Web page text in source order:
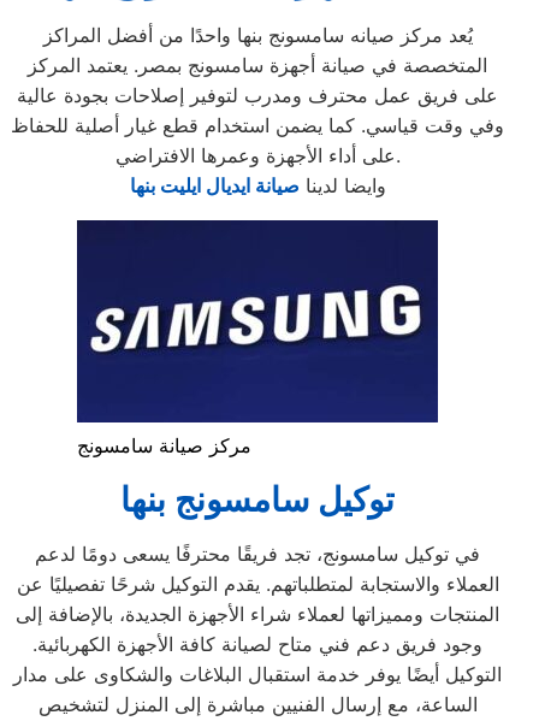
يُعد مركز صيانه سامسونج بنها واحدًا من أفضل المراكز
المتخصصة في صيانة أجهزة سامسونج بمصر. يعتمد المركز
على فريق عمل محترف ومدرب لتوفير إصلاحات بجودة عالية
وفي وقت قياسي. كما يضمن استخدام قطع غيار أصلية للحفاظ
على أداء الأجهزة وعمرها الافتراضي.
وايضا لدينا صيانة ايديال ايليت بنها
مركز صيانة سامسونج
توكيل سامسونج بنها
في توكيل سامسونج، تجد فريقًا محترفًا يسعى دومًا لدعم
العملاء والاستجابة لمتطلباتهم. يقدم التوكيل شرحًا تفصيليًا عن
المنتجات ومميزاتها لعملاء شراء الأجهزة الجديدة، بالإضافة إلى
وجود فريق دعم فني متاح لصيانة كافة الأجهزة الكهربائية.
التوكيل أيضًا يوفر خدمة استقبال البلاغات والشكاوى على مدار
الساعة، مع إرسال الفنيين مباشرة إلى المنزل لتشخيص